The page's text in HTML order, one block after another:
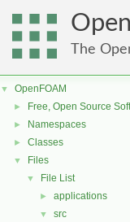
The
▼ OpenFOAM
► Free, Open Source
► Namespaces
► Classes
▼ Files
▼ File List
► applications
▼ src